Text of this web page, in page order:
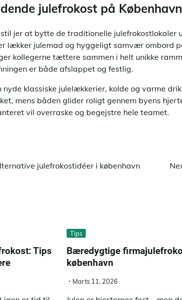
julefrokost på
jer at bytte de traditionelle julefrokostlokaler
lækker julemad og hyggeligt samvær ombord
kollegerne tættere sammen i helt unikke
er både afslappet og festlig.
nyde klassiske julelækkerier, kolde og varme
mens båden glider roligt gennem byens
vil overraske og begejstre hele teamet.
julefrokostidéer i københavn
Tips
Tips
Bæredygtige
københavn
Marts 11, 2026